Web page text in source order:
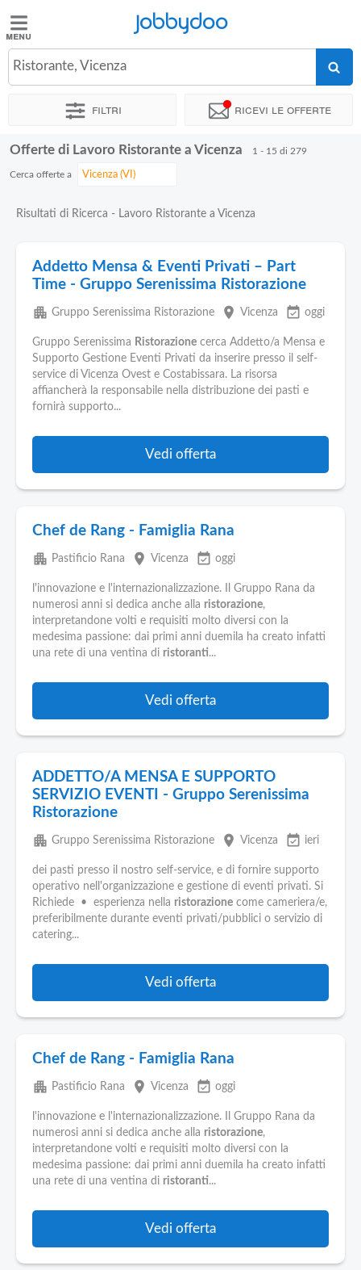
Jobbydoo
Offerte
Stipendi
Elenco
Blog
Pubblica
Offerte
Jobbydoo
Ristorante, Vicenza
Filtri Ricevi le offerte
Offerte di Lavoro Ristorante a Vicenza 1 - 15 di 279
Cerca offerte a
Risultati di Ricerca - Lavoro Ristorante a Vicenza
Addetto Mensa & Eventi Privati – Part
Time - Gruppo Serenissima Ristorazione
apartment Gruppo Serenissima Ristorazione place Vicenza event_available oggi
Gruppo Serenissima Ristorazione cerca Addetto/a Mensa e
Supporto Gestione Eventi Privati da inserire presso il self-
service di Vicenza Ovest e Costabissara. La risorsa
affiancherà la responsabile nella distribuzione dei pasti e
fornirà supporto...
Vedi offerta
Chef de Rang - Famiglia Rana
apartment Pastificio Rana place Vicenza event_available oggi
l'innovazione e l'internazionalizzazione. Il Gruppo Rana da
numerosi anni si dedica anche alla ristorazione,
interpretandone volti e requisiti molto diversi con la
medesima passione: dai primi anni duemila ha creato infatti
una rete di una ventina di ristoranti...
Vedi offerta
ADDETTO/A MENSA E SUPPORTO
SERVIZIO EVENTI - Gruppo Serenissima
Ristorazione
apartment Gruppo Serenissima Ristorazione place Vicenza event_available ieri
dei pasti presso il nostro self-service, e di fornire supporto
operativo nell'organizzazione e gestione di eventi privati. Si
Richiede • esperienza nella ristorazione come cameriera/e,
preferibilmente durante eventi privati/pubblici o servizio di
catering...
Vedi offerta
Chef de Rang - Famiglia Rana
apartment Pastificio Rana place Vicenza event_available oggi
l'innovazione e l'internazionalizzazione. Il Gruppo Rana da
numerosi anni si dedica anche alla ristorazione,
interpretandone volti e requisiti molto diversi con la
medesima passione: dai primi anni duemila ha creato infatti
una rete di una ventina di ristoranti...
Vedi offerta